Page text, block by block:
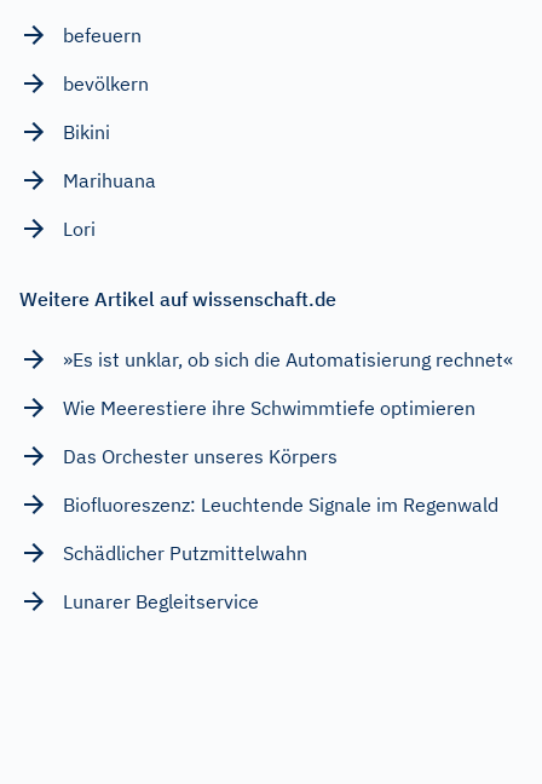
befeuern
bevölkern
Bikini
Marihuana
Lori
Weitere Artikel auf wissenschaft.de
»Es ist unklar, ob sich die Automatisierung rechnet«
Wie Meerestiere ihre Schwimmtiefe optimieren
Das Orchester unseres Körpers
Biofluoreszenz: Leuchtende Signale im Regenwald
Schädlicher Putzmittelwahn
Lunarer Begleitservice